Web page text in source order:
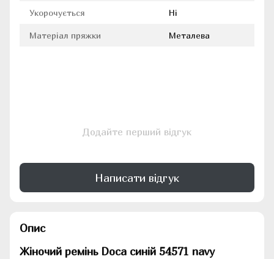
Укорочується Ні
Матеріал пряжки Металева
Додайте перший відгук
Написати відгук
Опис
Жіночий ремінь Doca синій 54571 navy